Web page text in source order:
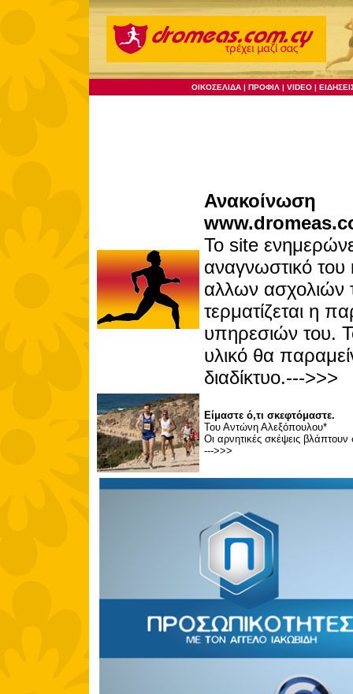
Ανακοίνωση
Το site
αναγνωστικό του
αλλων ασχολιών
τερματίζεται η
υπηρεσιών του.
υλικό θα
διαδίκτυο.--->>>
Είμαστε ό,τι σκεφτόμαστε.
Του Αντώνη Αλεξόπουλου*
Οι αρνητικές σκέψεις
--->>>